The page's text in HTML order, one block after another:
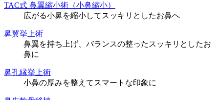
TAC式 鼻翼縮小術（小鼻縮小）
広がる小鼻を縮小してスッキリとしたお鼻へ
鼻翼挙上術
鼻翼を持ち上げ、バランスの整ったスッキリとしたお
鼻に
鼻孔縁挙上術
小鼻の厚みを整えてスマートな印象に